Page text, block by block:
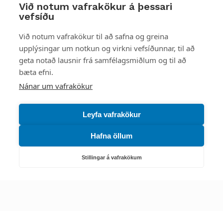
Við notum vafrakökur á þessari
vefsíðu
Við notum vafrakökur til að safna og greina
upplýsingar um notkun og virkni vefsíðunnar, til að
geta notað lausnir frá samfélagsmiðlum og til að
bæta efni.
Nánar um vafrakökur
Leyfa vafrakökur
Hafna öllum
Stillingar á vafrakökum
Styttu þér leið
Mest skoðað
Starfsstöðvar
Náttúruverndarstofnun
Veiðimál, friðlýst svæði, landvarsla og náttúruvernd